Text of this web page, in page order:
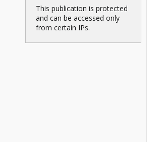
This publication is protected
and can be accessed only
from certain IPs.